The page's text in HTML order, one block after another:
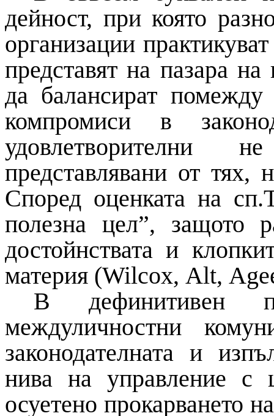
дейност, при която
организации
представят на пазара
да балансират
компромиси в
представлявани от тях,
Според оценката на сп.
полезна цел”, защото
достойнствата и
материя (Wilcox, Alt,
В дефинитивен
междуличностни
законодателната и
нива на управление с
осуетено прокарването